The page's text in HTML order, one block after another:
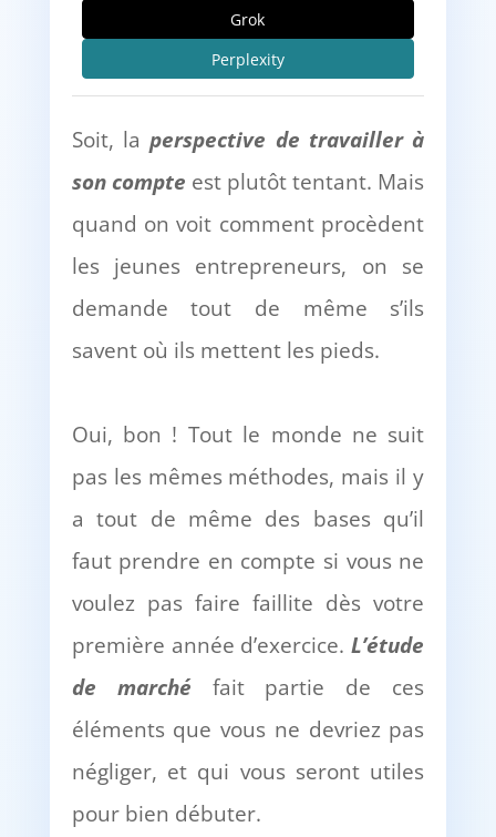
Grok
Perplexity
Soit, laperspective de travailler à
son compte est plutôt tentant. Mais
quand on voit comment procèdent
les jeunes entrepreneurs, on se
demande tout de même s’ils
savent où ils mettent les pieds.
Oui, bon ! Tout le monde ne suit
pas les mêmes méthodes, mais il y
a tout de même des bases qu’il
faut prendre en compte si vous ne
voulez pas faire faillite dès votre
première année d’exercice.L’étude
de marché fait partie de ces
éléments que vous ne devriez pas
négliger, et qui vous seront utiles
pour bien débuter.